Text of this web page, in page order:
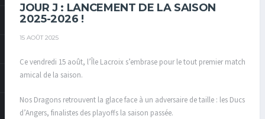
JOUR J : LANCEMENT DE LA SAISON
2025-2026 !
15 AOÛT 2025
Ce vendredi 15 août, l’Île Lacroix s’embrase pour le tout premier match
amical de la saison.
Nos Dragons retrouvent la glace face à un adversaire de taille : les Ducs
d’Angers, finalistes des playoffs la saison passée.